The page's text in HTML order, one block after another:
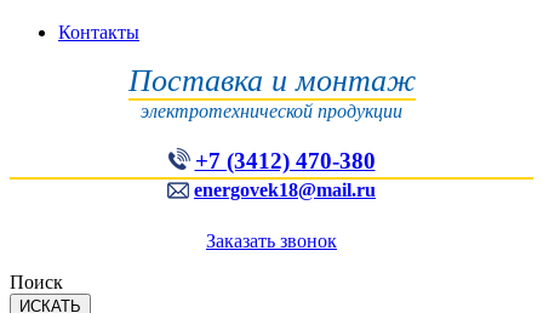
Контакты
Поставка и монтаж
электротехнической продукции
+7 (3412) 470-380
energovek18@mail.ru
Заказать звонок
Поиск